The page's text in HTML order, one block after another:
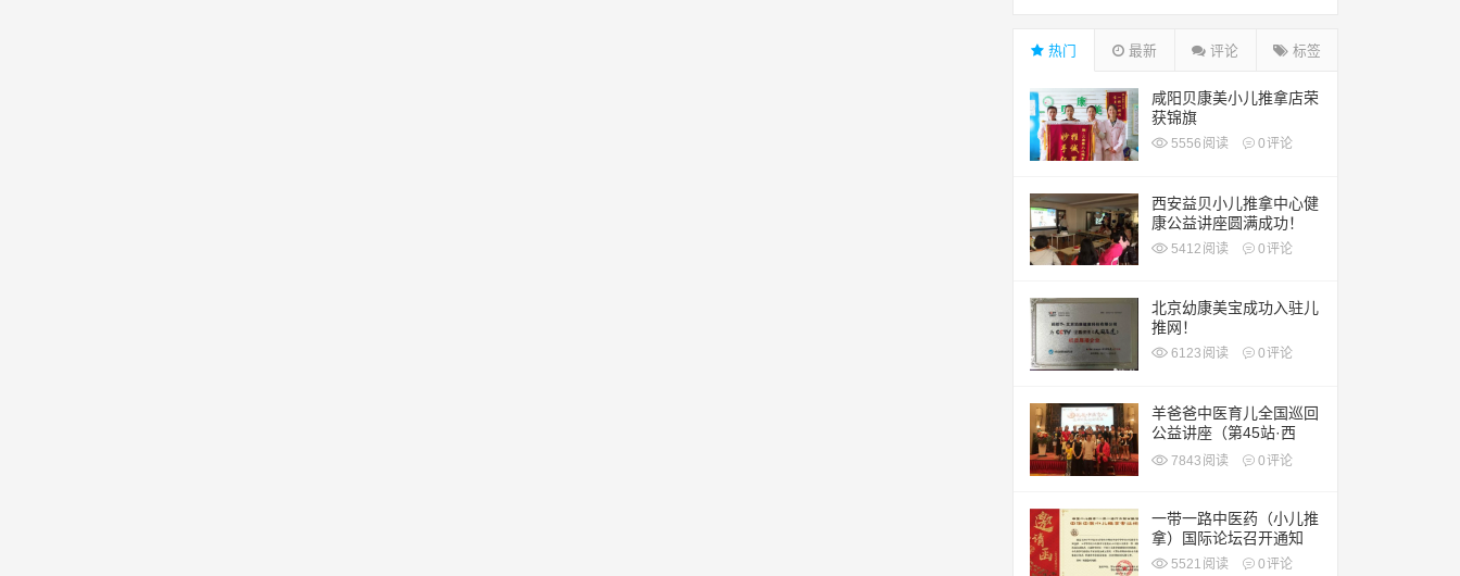
热门 最新 评论 标签
咸阳贝康美小儿推拿店荣
获锦旗
5556 阅读 0评论
西安益贝小儿推拿中心健
康公益讲座圆满成功！
5412 阅读 0评论
北京幼康美宝成功入驻儿
推网！
6123 阅读 0评论
羊爸爸中医育儿全国巡回
公益讲座（第45站·西
安）7843 阅读 0评论
一带一路中医药（小儿推
拿）国际论坛召开通知
5521 阅读 0评论